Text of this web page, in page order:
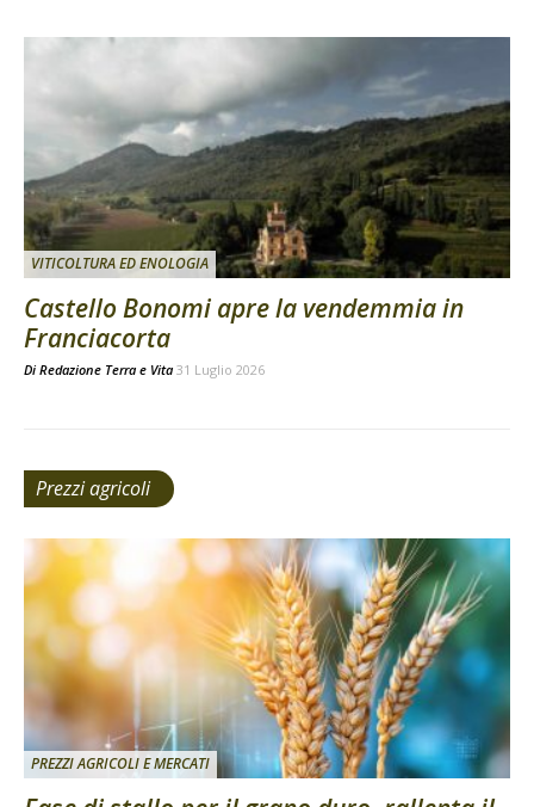
VITICOLTURA ED ENOLOGIA
Castello Bonomi apre la vendemmia in
Franciacorta
Di Redazione Terra e Vita 31 Luglio 2026
Prezzi agricoli
PREZZI AGRICOLI E MERCATI